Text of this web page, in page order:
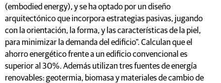
(embodied energy), y se ha optado por un diseño
arquitectónico que incorpora estrategias pasivas, jugando
con la orientación, la forma, y las características de la piel,
para minimizar la demanda del edificio". Calculan que el
ahorro energético frente a un edificio convencional es
superior al 30%. Además utilizan tres fuentes de energía
renovables: geotermia, biomasa y materiales de cambio de